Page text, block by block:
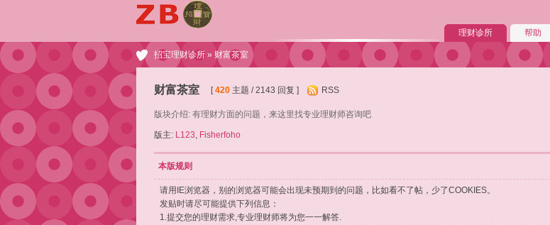
理财诊所 帮助
招宝理财诊所 » 财富茶室
财富茶室 [420 主题 / 2143 回复 ] RSS
版块介绍: 有理财方面的问题，来这里找专业理财师咨询吧
版主: L123, Fisherfoho
本版规则
请用IE浏览器，别的浏览器可能会出现未预期到的问题，比如看不了帖，少了COOKIES。
发贴时请尽可能提供下列信息：
1.提交您的理财需求,专业理财师将为您一一解答.